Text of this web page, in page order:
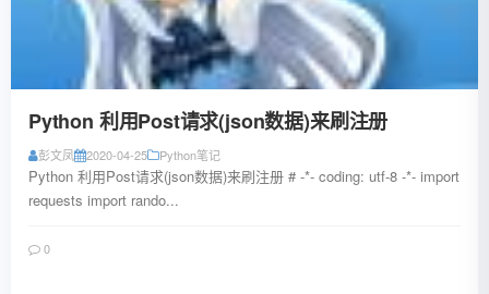
Python 利用Post请求(json数据)来刷注册
彭文凤 2020-04-25 Python笔记
Python 利用Post请求(json数据)来刷注册 # -*- coding: utf-8 -*- import
requests import rando...
0